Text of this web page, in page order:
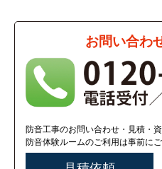
お問い合わ
防音工事のお問い合わせ・見積・資
防音体験ルームのご利用は事前にご